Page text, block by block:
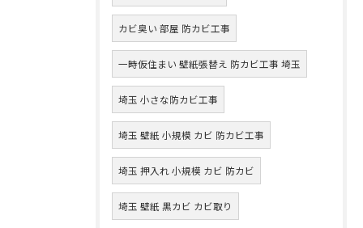
カビ臭い 部屋 防カビ工事
一時仮住まい 壁紙張替え 防カビ工事 埼玉
埼玉 小さな防カビ工事
埼玉 壁紙 小規模 カビ 防カビ工事
埼玉 押入れ 小規模 カビ 防カビ
埼玉 壁紙 黒カビ カビ取り